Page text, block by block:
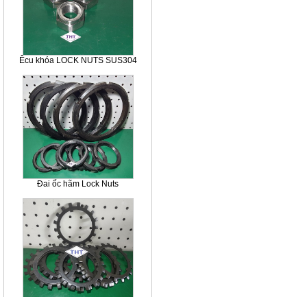
Êcu khóa LOCK NUTS SUS304
Đai ốc hãm Lock Nuts